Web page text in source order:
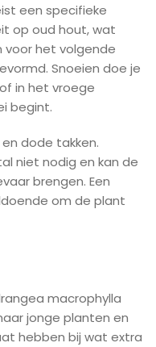
een specifieke
op oud hout, wat
het volgende
Snoeien doe je
in het vroege
begint.
dode takken.
niet nodig en kan de
brengen. Een
om de plant
macrophylla
jonge planten en
hebben bij wat extra